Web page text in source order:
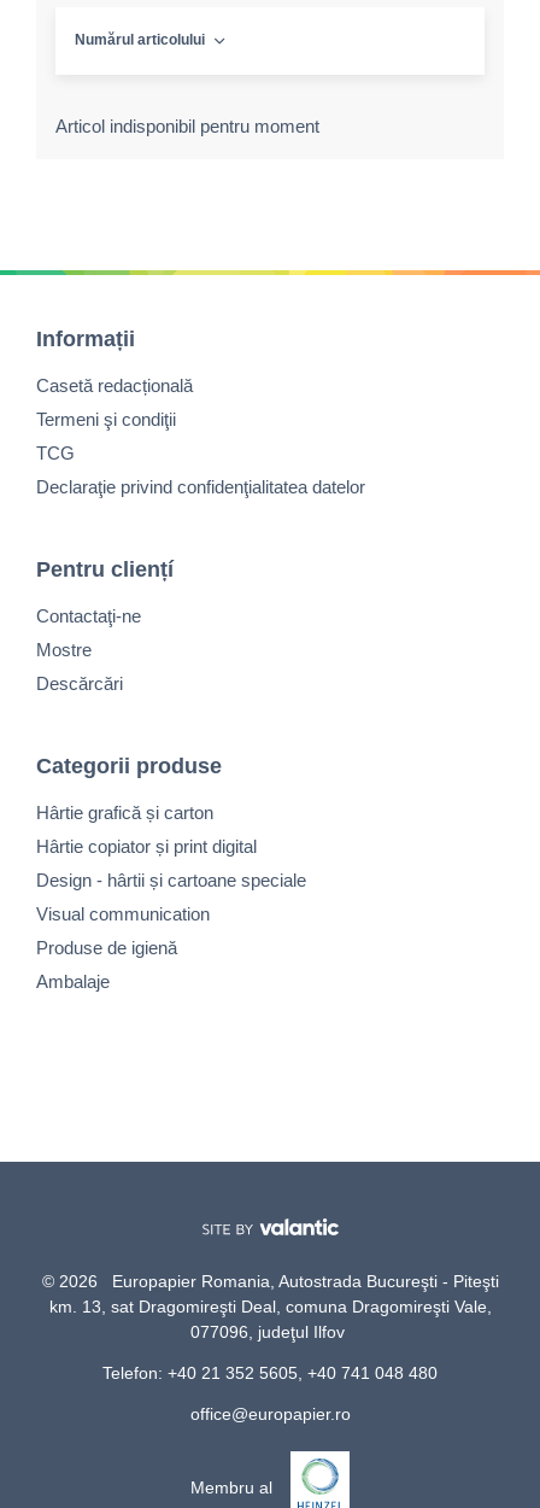
Numărul articolului
Articol indisponibil pentru moment
Informații
Casetă redacțională
Termeni şi condiţii
TCG
Declaraţie privind confidenţialitatea datelor
Pentru cliențí
Contactaţi-ne
Mostre
Descărcări
Categorii produse
Hârtie grafică și carton
Hârtie copiator și print digital
Design - hârtii și cartoane speciale
Visual communication
Produse de igienă
Ambalaje
© 2026 Europapier Romania, Autostrada Bucureşti - Piteşti
km. 13, sat Dragomireşti Deal, comuna Dragomireşti Vale,
077096, judeţul Ilfov
Telefon: +40 21 352 5605, +40 741 048 480
office@europapier.ro
Membru al